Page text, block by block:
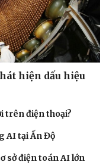
hiện dấu hiệu
trên điện thoại?
AI tại Ấn Độ
sở điện toán AI lớn